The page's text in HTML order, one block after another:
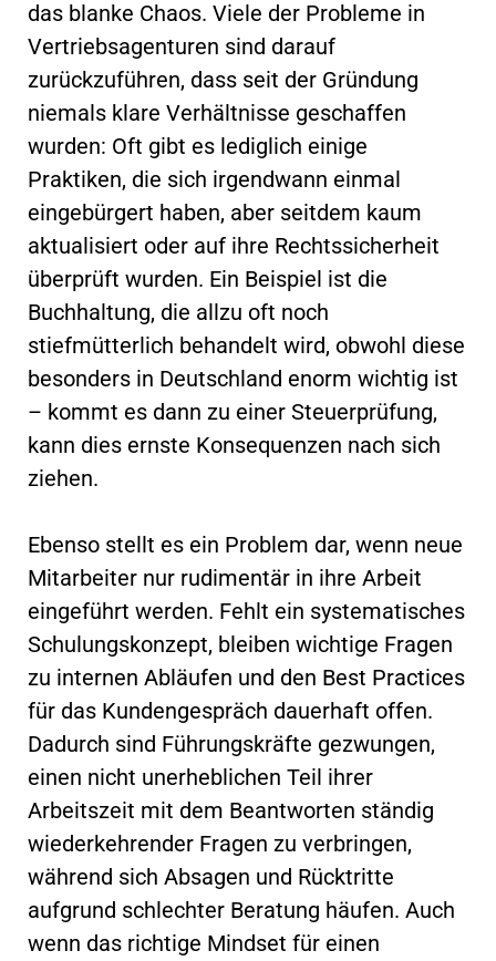
das blanke Chaos. Viele der Probleme in
Vertriebsagenturen sind darauf
zurückzuführen, dass seit der Gründung
niemals klare Verhältnisse geschaffen
wurden: Oft gibt es lediglich einige
Praktiken, die sich irgendwann einmal
eingebürgert haben, aber seitdem kaum
aktualisiert oder auf ihre Rechtssicherheit
überprüft wurden. Ein Beispiel ist die
Buchhaltung, die allzu oft noch
stiefmütterlich behandelt wird, obwohl diese
besonders in Deutschland enorm wichtig ist
– kommt es dann zu einer Steuerprüfung,
kann dies ernste Konsequenzen nach sich
ziehen.
Ebenso stellt es ein Problem dar, wenn neue
Mitarbeiter nur rudimentär in ihre Arbeit
eingeführt werden. Fehlt ein systematisches
Schulungskonzept, bleiben wichtige Fragen
zu internen Abläufen und den Best Practices
für das Kundengespräch dauerhaft offen.
Dadurch sind Führungskräfte gezwungen,
einen nicht unerheblichen Teil ihrer
Arbeitszeit mit dem Beantworten ständig
wiederkehrender Fragen zu verbringen,
während sich Absagen und Rücktritte
aufgrund schlechter Beratung häufen. Auch
wenn das richtige Mindset für einen